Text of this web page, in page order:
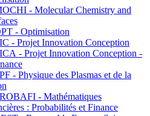
- Molecular Chemistry and
- Optimisation
- Projet Innovation Conception
- Projet Innovation Conception -
- Physique des Plasmas et de la
- Mathématiques
: Probabilités et Finance